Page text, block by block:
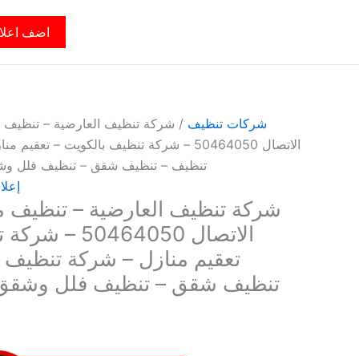
اضف
شركات تنظيف / شركة تنظيف العارضية – تنظيف
الاتصال 50464050 – شركة تنظيف بالكويت
تنظيف – تنظيف شقق – تنظيف فلل
شركة تنظيف العارضية – تنظيف
الاتصال
تعقيم منازل – شركة
تنظيف شقق – تنظيف فلل